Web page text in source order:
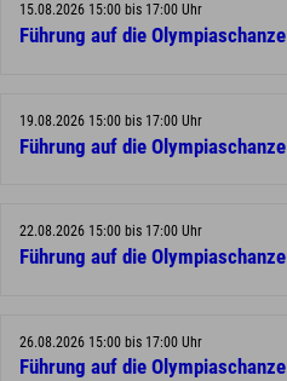
15.08.2026 15:00 bis 17:00 Uhr
Führung auf die Olympiaschanze
19.08.2026 15:00 bis 17:00 Uhr
Führung auf die Olympiaschanze
22.08.2026 15:00 bis 17:00 Uhr
Führung auf die Olympiaschanze
26.08.2026 15:00 bis 17:00 Uhr
Führung auf die Olympiaschanze